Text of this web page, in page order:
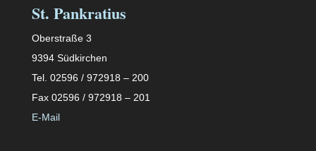
St. Pankratius
Oberstraße 3
9394 Südkirchen
Tel. 02596 / 972918 – 200
Fax 02596 / 972918 – 201
E-Mail